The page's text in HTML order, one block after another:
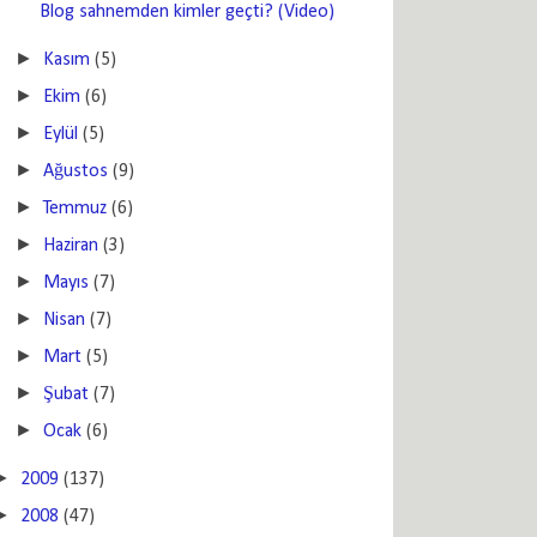
Blog sahnemden kimler geçti? (Video)
► Kasım (5)
► Ekim (6)
► Eylül (5)
►Ağustos (9)
►Temmuz (6)
► Haziran (3)
► Mayıs (7)
► Nisan (7)
► Mart (5)
► Şubat (7)
►Ocak (6)
2009 (137)
2008 (47)